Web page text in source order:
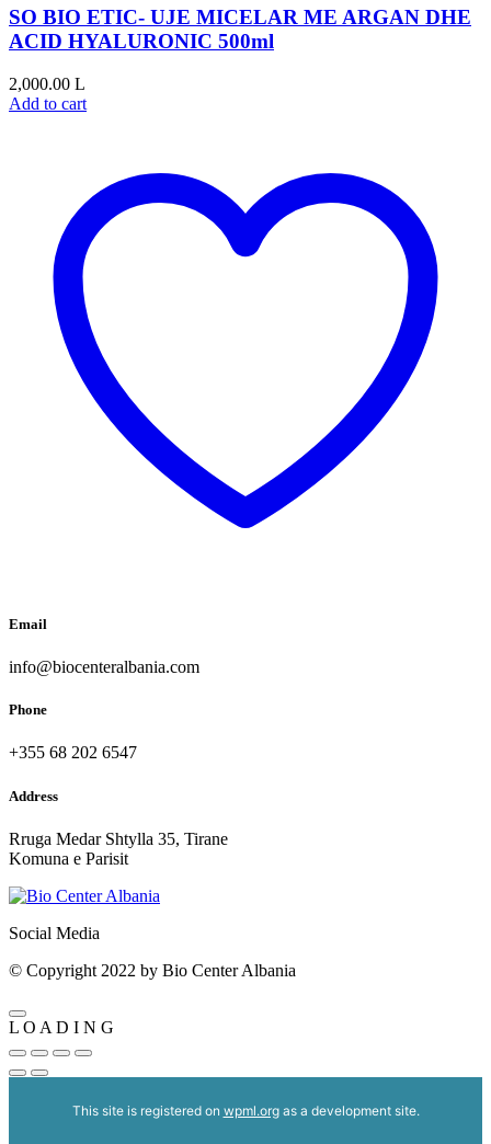
SO BIO ETIC- UJE MICELAR ME ARGAN DHE
ACID HYALURONIC 500ml
2,000.00 L
Add to cart
Email
info@biocenteralbania.com
Phone
+355 68 202 6547
Address
Rruga Medar Shtylla 35, Tirane
Komuna e Parisit
Social Media
© Copyright 2022 by Bio Center Albania
L O A D I N G
This site is registered on wpml.orgas a development site.